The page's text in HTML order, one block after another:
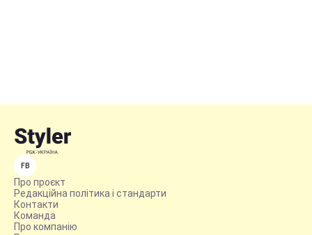
FB
Про проєкт
Редакційна політика і стандарти
Контакти
Команда
Про компанію